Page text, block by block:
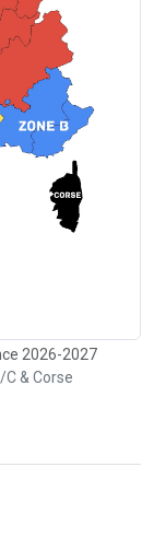
2026-2027
& Corse